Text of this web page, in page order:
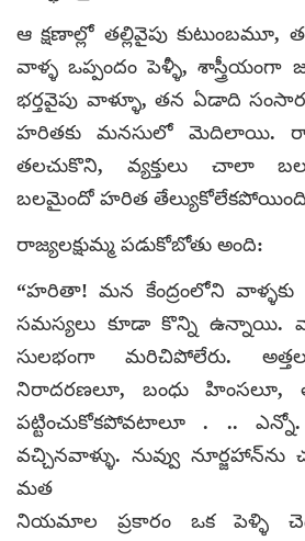
ఆ క్షణాల్లో తల్లివైపు కుటుంబమూ,
వాళ్ళ ఒప్పందం పెళ్ళీ, శాస్త్రీయంగా
భర్తవైపు వాళ్ళూ, తన ఏడాది
హరితకు మనసులో మెదిలాయి.
తలచుకొని, వ్యక్తులు చాలా
బలమైందో హరిత
రాజ్యలక్షుమ్మ పడుకోబోతు అంది:
“హరితా! మన కేంద్రంలోని
సమస్యలు కూడా కొన్ని ఉన్నాయి.
సులభంగా మరిచిపోలేరు.
నిరాదరణలూ, బంధు హింసలూ,
పట్టించుకోకపోవటాలూ . ..
వచ్చినవాళ్ళు. నువ్వు
మత
నియమాల ప్రకారం ఒక పెళ్ళి